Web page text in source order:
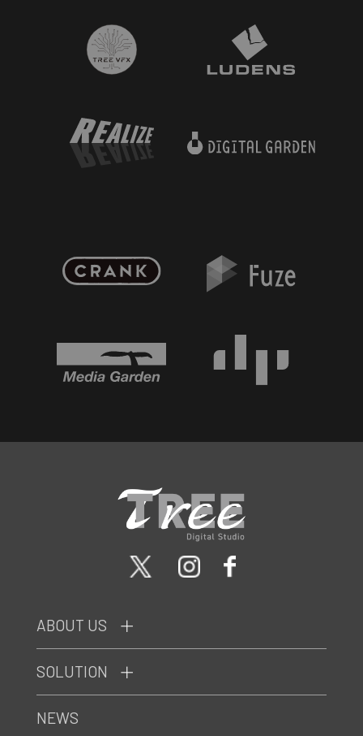
ABOUT US
SOLUTION
NEWS